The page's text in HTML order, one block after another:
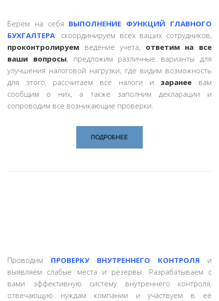
Берем на себя ВЫПОЛНЕНИЕ ФУНКЦИЙ ГЛАВНОГО
БУХГАЛТЕРА: скоординируем всех ваших сотрудников,
проконтролируем ведение учета, ответим на все
ваши вопросы, предложим различные варианты для
улучшения налоговой нагрузки, где видим возможность
для этого, рассчитаем все налоги и заранее вам
сообщим о них, а также заполним декларации и
сопроводим все возникающие проверки.
ПОДРОБНЕЕ
Проводим ПРОВЕРКУ ВНУТРЕННЕГО КОНТРОЛЯ и
выявляем слабые места и резервы. Разрабатываем с
вами эффективную систему внутреннего контроля,
отвечающую нуждам компании и участвуем в её